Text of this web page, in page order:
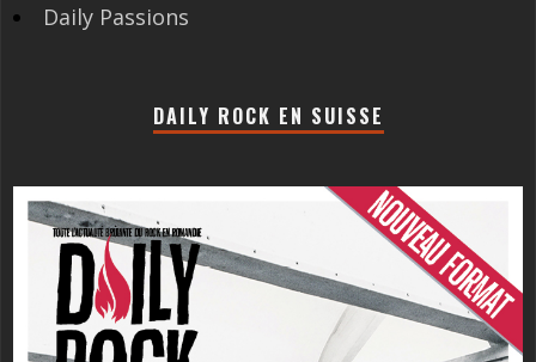
Daily Passions
DAILY ROCK EN SUISSE